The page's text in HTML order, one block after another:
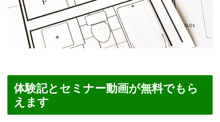
体験記とセミナー動画が無料でもら
えます